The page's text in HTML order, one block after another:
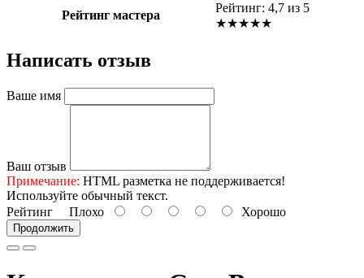
Рейтинг мастера
Рейтинг: 4,7 из 5
★★★★★
Написать отзыв
Ваше имя
Ваш отзыв
Примечание: HTML разметка не поддерживается!
Используйте обычный текст.
Рейтинг Плохо Хорошо
Продолжить